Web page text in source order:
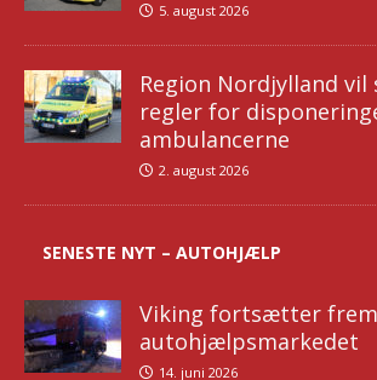
5. august 2026
Region Nordjylland vil
regler for
ambulancerne
2. august 2026
SENESTE NYT – AUTOHJÆLP
Viking fortsætter
autohjælpsmarkedet
14. juni 2026